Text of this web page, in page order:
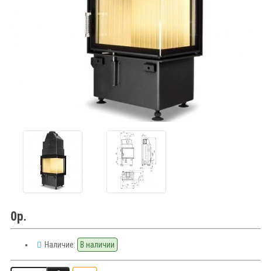
0р.
Наличие: В наличии